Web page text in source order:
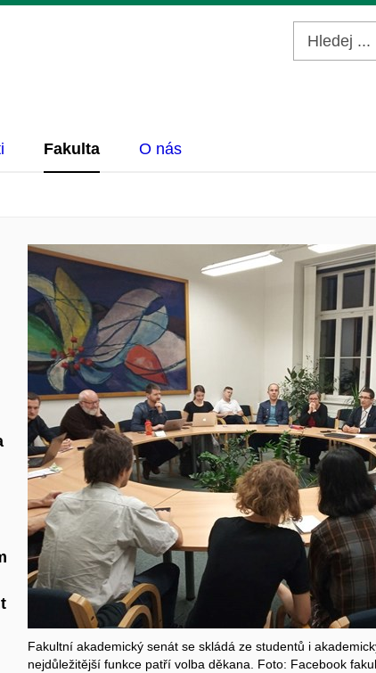
Fakulta O nás
Fakultní akademický senát se skládá ze studentů i
nejdůležitější funkce patří volba děkana. Foto: Facebook